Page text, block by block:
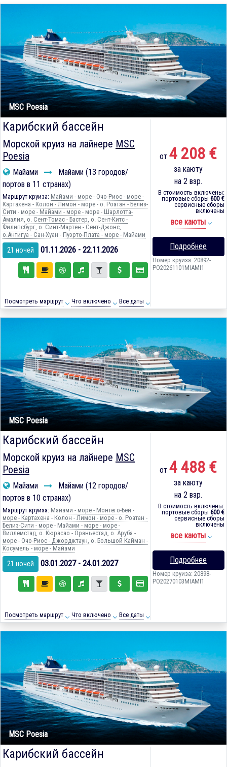
MSC Poesia
Карибский бассейн
Морской круиз на лайнере MSC
Poesia
Майами
Майами (13 городов/
портов в 11 странах)
Маршрут круиза: Майами - море - Очо-Риос - море -
Картахена - Колон - Лимон - море - о. Роатан - Белиз-
Сити - море - Майами - море - море - Шарлотта-
Амалия, о. Сент-Томас - Бастер, о. Сент-Китс -
Филипсбург, о. Синт-Мартен - Сент-Джонс,
о.Антигуа - Сан-Хуан - Пуэрто-Плата - море - Майами
21 ночей 01.11.2026 - 22.11.2026
Посмотреть маршрут Что включено Все даты
от4 208 €
за каюту
на 2 взр.
В стоимость включены:
портовые сборы 600 €
сервисные сборы
включены
все каюты
Подробнее
Номер круиза: 20892-
PO20261101MIAMI1
MSC Poesia
Карибский бассейн
Морской круиз на лайнере MSC
Poesia
Майами
Майами (12 городов/
портов в 10 странах)
Маршрут круиза: Майами - море - Монтего-Бей -
море - Картахена - Колон - Лимон - море - о. Роатан -
Белиз-Сити - море - Майами - море - море -
Виллемстад, о. Кюрасао - Ораньестад, о. Аруба -
море - Очо-Риос - Джорджтаун, о. Большой Кайман -
Косумель - море - Майами
21 ночей 03.01.2027 - 24.01.2027
Посмотреть маршрут Что включено Все даты
от4 488 €
за каюту
на 2 взр.
В стоимость включены:
портовые сборы 600 €
сервисные сборы
включены
все каюты
Подробнее
Номер круиза: 20898-
PO20270103MIAMI1
MSC Poesia
Карибский бассейн